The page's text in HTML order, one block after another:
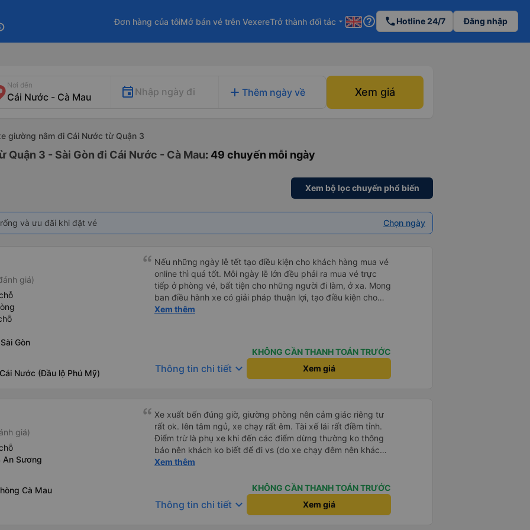
Đơn hàng của tôiMở bán vé trên VexereTrở thành đối tác arrow_drop_down help_outline phoneHotline 24/7 Đăng nhập
Nơi đến
Nhập ngày đi add Thêm ngày về Xem giá
giường nằm đi Cái Nước từ Quận 3
Quận 3 - Sài Gòn đi Cái Nước - Cà Mau: 49 chuyến mỗi ngày
Xem bộ lọc chuyến phổ biến
và ưu đãi khi đặt vé Chọn ngày
giá)
Gòn
Nước (Đầu lộ Phú Mỹ)
Nếu những ngày lễ tết tạo điều kiện cho khách hàng mua vé
online thì quá tốt. Mỗi ngày lễ lớn đều phải ra mua vé trực
tiếp ở phòng vé, bất tiện cho những người đi làm, ở xa. Mong
ban điều hành xe có giải pháp thuận lợi, tạo điều kiện cho
khách hàng mua vé online (chuyển khoản khi mua vé). Kính
Xem thêm
KHÔNG CẦN THANH TOÁN TRƯỚC
Thông tin chi tiết keyboard_arrow_down Xem giá
giá)
An Sương
Cà Mau
Xe xuất bến đúng giờ, giường phòng nên cảm giác riêng tư
rất ok. Iên tâm ngủ, xe chạy rất êm. Tài xế lái rất điềm tỉnh.
Điểm trừ là phụ xe khi đến các điểm dừng thường ko thông
báo nên khách ko biết để đi vs (do xe chạy đêm nên khách
ngủ say)
Xem thêm
KHÔNG CẦN THANH TOÁN TRƯỚC
Thông tin chi tiết keyboard_arrow_down Xem giá